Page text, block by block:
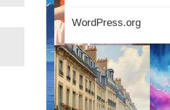
WordPress.org